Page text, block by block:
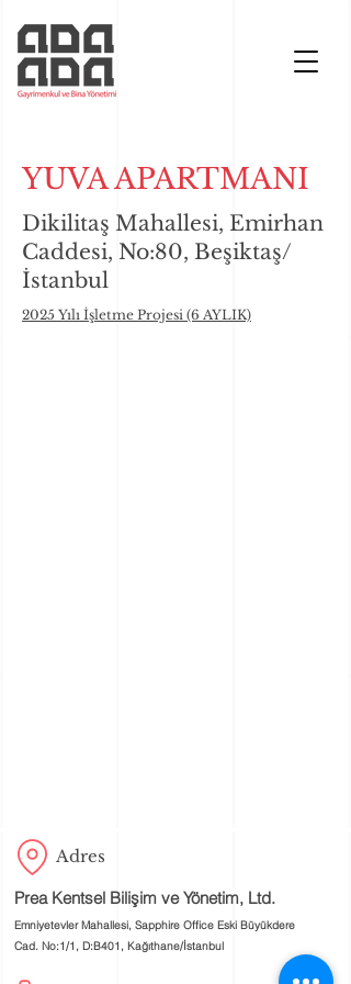
YUVA APARTMANI
Dikilitaş Mahallesi, Emirhan
Caddesi, No:80, Beşiktaş/
İstanbul
2025 Yılı İşletme Projesi (6 AYLIK)
Adres
Prea Kentsel Bilişim ve Yönetim, Ltd.
Emniyetevler Mahallesi, Sapphire Office Eski Büyükdere
Cad. No:1/1, D:B401, Kağıthane/İstanbul